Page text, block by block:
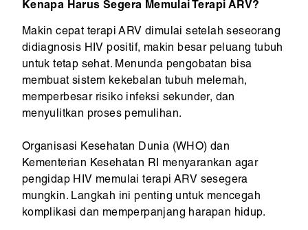
Kenapa Harus Segera Memulai Terapi ARV?
Makin cepat terapi ARV dimulai setelah seseorang
didiagnosis HIV positif, makin besar peluang tubuh
untuk tetap sehat. Menunda pengobatan bisa
membuat sistem kekebalan tubuh melemah,
memperbesar risiko infeksi sekunder, dan
menyulitkan proses pemulihan.
Organisasi Kesehatan Dunia (WHO) dan
Kementerian Kesehatan RI menyarankan agar
pengidap HIV memulai terapi ARV sesegera
mungkin. Langkah ini penting untuk mencegah
komplikasi dan memperpanjang harapan hidup.